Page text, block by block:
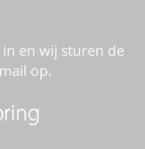
en wij sturen de
op.